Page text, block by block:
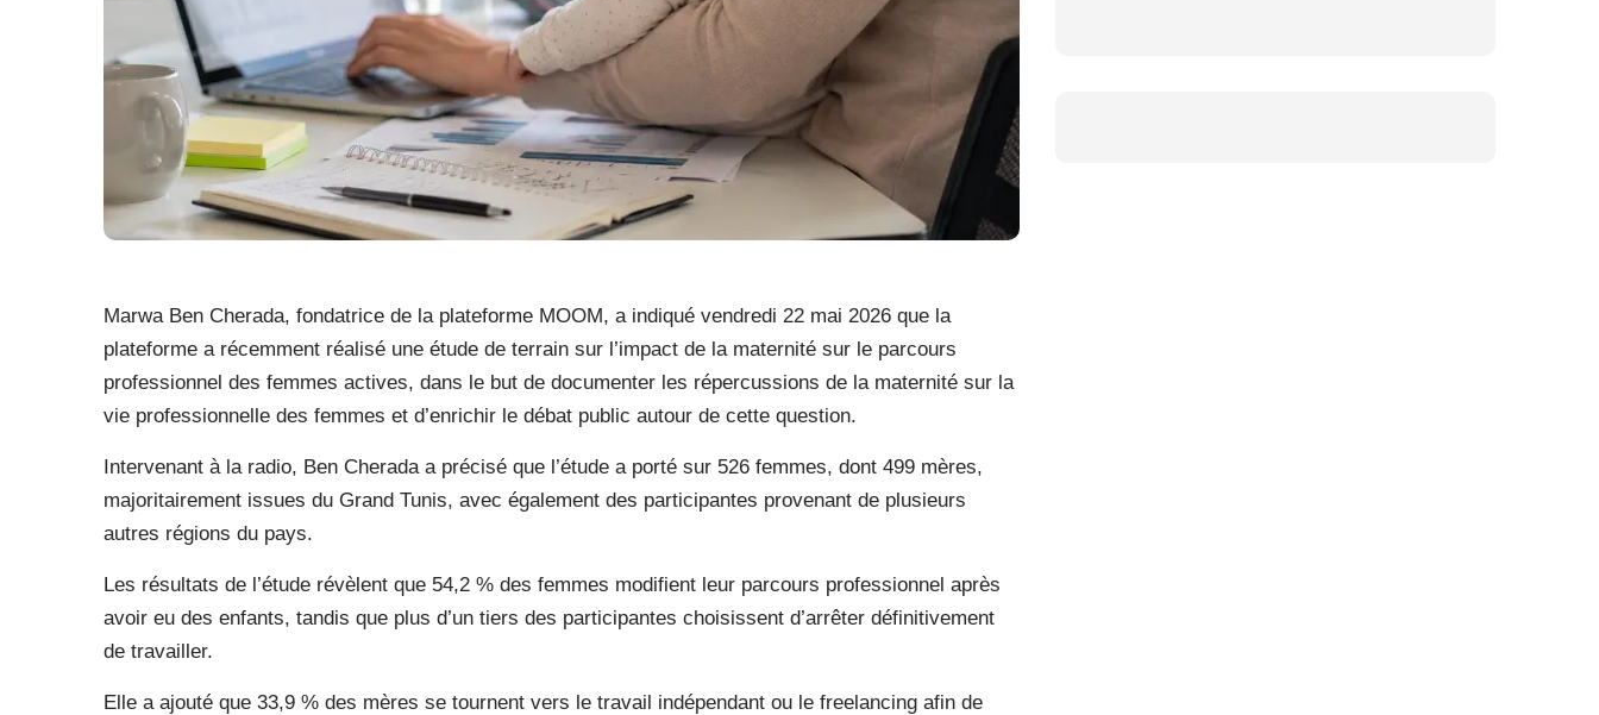
Marwa Ben Cherada, fondatrice de la plateforme MOOM, a indiqué vendredi 22 mai 2026 que la
plateforme a récemment réalisé une étude de terrain sur l’impact de la maternité sur le parcours
professionnel des femmes actives, dans le but de documenter les répercussions de la maternité sur la
vie professionnelle des femmes et d’enrichir le débat public autour de cette question.
Intervenant à la radio, Ben Cherada a précisé que l’étude a porté sur 526 femmes, dont 499 mères,
majoritairement issues du Grand Tunis, avec également des participantes provenant de plusieurs
autres régions du pays.
Les résultats de l’étude révèlent que 54,2 % des femmes modifient leur parcours professionnel après
avoir eu des enfants, tandis que plus d’un tiers des participantes choisissent d’arrêter définitivement
de travailler.
Elle a ajouté que 33,9 % des mères se tournent vers le travail indépendant ou le freelancing afin de